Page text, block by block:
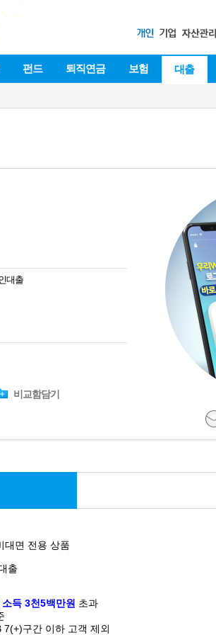
펀드 퇴직연금 보험 대출
대출
비교함담기
대면 전용 상품
출
소득 3천5백만원 초과
구간 이하 고객 제외